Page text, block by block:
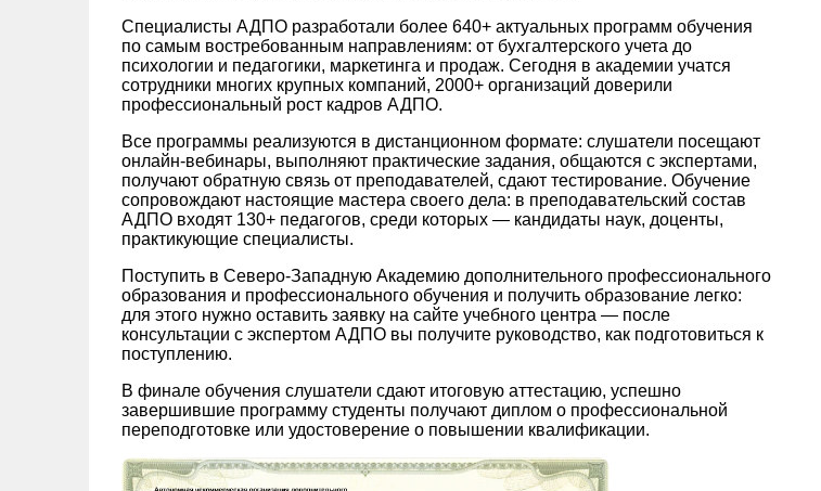
Специалисты АДПО разработали более 640+ актуальных программ обучения
по самым востребованным направлениям: от бухгалтерского учета до
психологии и педагогики, маркетинга и продаж. Сегодня в академии учатся
сотрудники многих крупных компаний, 2000+ организаций доверили
профессиональный рост кадров АДПО.
Все программы реализуются в дистанционном формате: слушатели посещают
онлайн-вебинары, выполняют практические задания, общаются с экспертами,
получают обратную связь от преподавателей, сдают тестирование. Обучение
сопровождают настоящие мастера своего дела: в преподавательский состав
АДПО входят 130+ педагогов, среди которых — кандидаты наук, доценты,
практикующие специалисты.
Поступить в Северо-Западную Академию дополнительного профессионального
образования и профессионального обучения и получить образование легко:
для этого нужно оставить заявку на сайте учебного центра — после
консультации с экспертом АДПО вы получите руководство, как подготовиться к
поступлению.
В финале обучения слушатели сдают итоговую аттестацию, успешно
завершившие программу студенты получают диплом о профессиональной
переподготовке или удостоверение о повышении квалификации.